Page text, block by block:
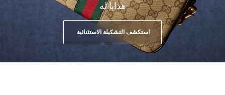
هدايا له
استكشف التشكيلة الاستثنائية